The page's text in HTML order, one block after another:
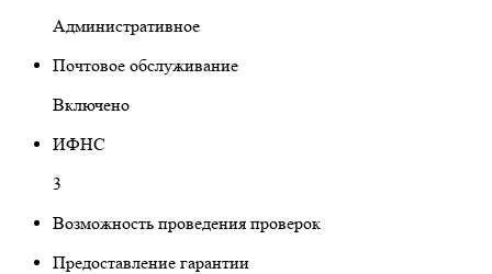
Административное
Почтовое обслуживание
Включено
ИФНС
3
Возможность проведения проверок
Предоставление гарантии